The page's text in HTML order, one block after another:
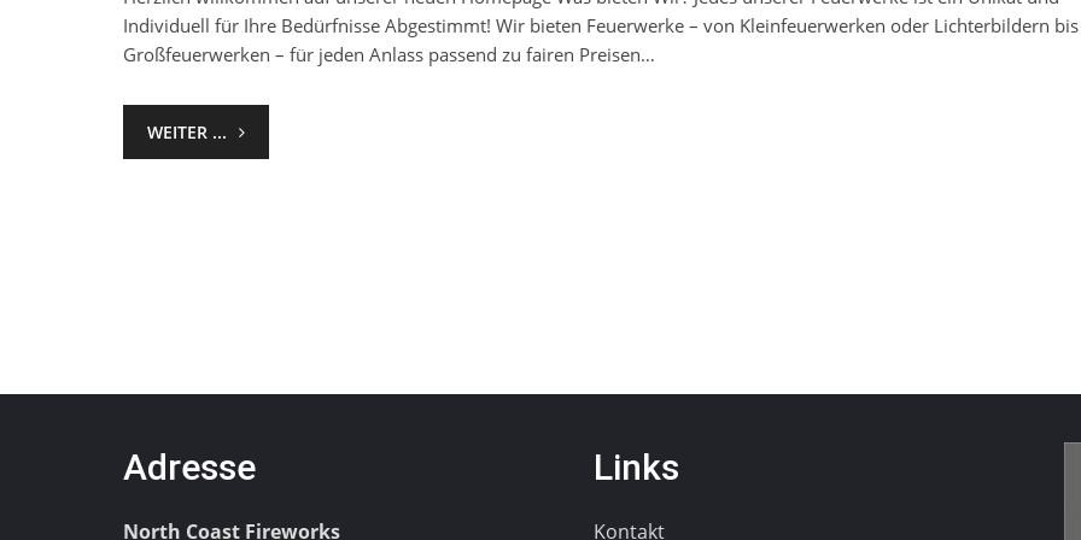
Individuell für Ihre Bedürfnisse Abgestimmt! Wir bieten Feuerwerke – von Kleinfeuerwerken oder Lichterbildern
Großfeuerwerken – für jeden Anlass passend zu fairen Preisen…
WEITER ...
Adresse
North Coast Fireworks
Links
Kontakt